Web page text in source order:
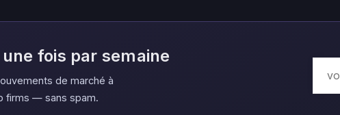
fois par semaine
de marché à
firms — sans spam.